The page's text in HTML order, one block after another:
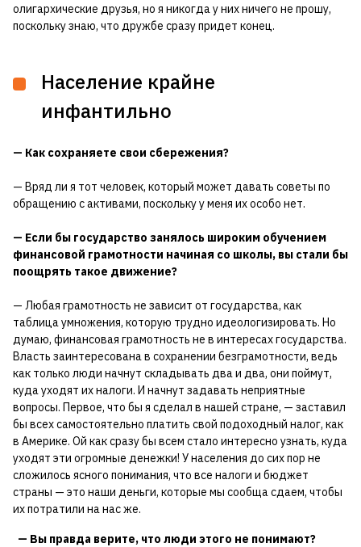
олигархические друзья, но я никогда у них ничего не прошу,
поскольку знаю, что дружбе сразу придет конец.
Население крайне
инфантильно
— Как сохраняете свои сбережения?
— Вряд ли я тот человек, который может давать советы по
обращению с активами, поскольку у меня их особо нет.
— Если бы государство занялось широким обучением
финансовой грамотности начиная со школы, вы стали бы
поощрять такое движение?
— Любая грамотность не зависит от государства, как
таблица умножения, которую трудно идеологизировать. Но
думаю, финансовая грамотность не в интересах государства.
Власть заинтересована в сохранении безграмотности, ведь
как только люди начнут складывать два и два, они поймут,
куда уходят их налоги. И начнут задавать неприятные
вопросы. Первое, что бы я сделал в нашей стране, — заставил
бы всех самостоятельно платить свой подоходный налог, как
в Америке. Ой как сразу бы всем стало интересно узнать, куда
уходят эти огромные денежки! У населения до сих пор не
сложилось ясного понимания, что все налоги и бюджет
страны — это наши деньги, которые мы сообща сдаем, чтобы
их потратили на нас же.
— Вы правда верите, что люди этого не понимают?